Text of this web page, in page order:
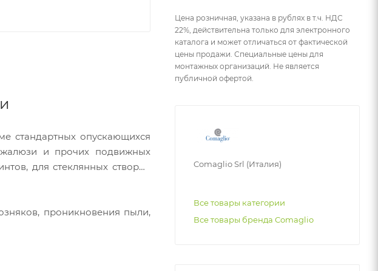
стандартных опускающихся
жалюзи и прочих подвижных
для стеклянных створок
проникновения пыли,
Цена розничная, указана в рублях в т.ч. НДС
22%, действительна только для электронного
каталога и может отличаться от фактической
цены продажи. Специальные цены для
монтажных организаций. Не является
публичной офертой.
Comaglio Srl (Италия)
Все товары категории
Все товары бренда Comaglio